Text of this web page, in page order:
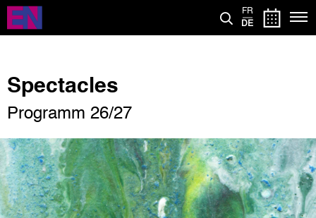
Direkt
zum
Inhalt
FR
DE
Spectacles
Programm 26/27